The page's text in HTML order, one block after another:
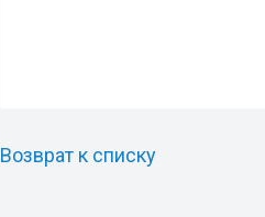
Возврат к списку